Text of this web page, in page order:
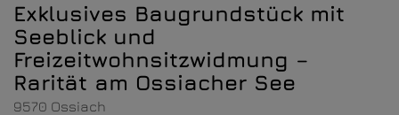
Exklusives Baugrundstück mit
Seeblick und
Freizeitwohnsitzwidmung –
Rarität am Ossiacher See
9570 Ossiach